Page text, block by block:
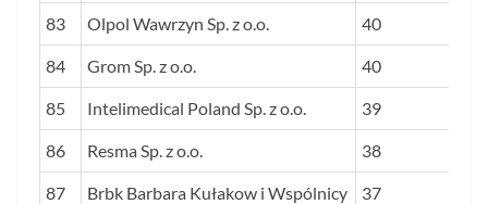
83 Olpol Wawrzyn Sp. z o.o. 40
84 Grom Sp. z o.o. 40
85 Intelimedical Poland Sp. z o.o. 39
86 Resma Sp. z o.o. 38
87
Brbk Barbara Kułakow i Wspólnicy
37